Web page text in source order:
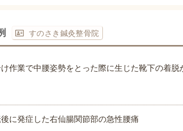
すのさき鍼灸整骨院
作業で中腰姿勢をとった際に生じた靴下の着脱
に発症した右仙腸関節部の急性腰痛